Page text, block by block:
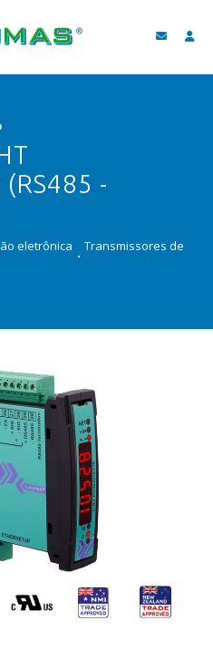
(RS485 -
eletrônica
Transmissores de